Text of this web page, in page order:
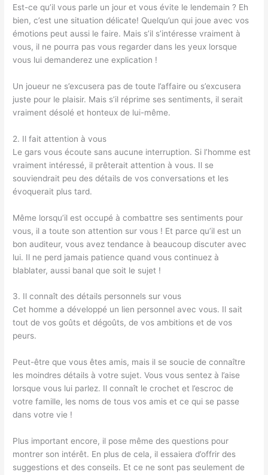
Est-ce qu’il vous parle un jour et vous évite le lendemain ? Eh
bien, c’est une situation délicate! Quelqu’un qui joue avec vos
émotions peut aussi le faire. Mais s’il s’intéresse vraiment à
vous, il ne pourra pas vous regarder dans les yeux lorsque
vous lui demanderez une explication !
Un joueur ne s’excusera pas de toute l’affaire ou s’excusera
juste pour le plaisir. Mais s’il réprime ses sentiments, il serait
vraiment désolé et honteux de lui-même.
2. Il fait attention à vous
Le gars vous écoute sans aucune interruption. Si l’homme est
vraiment intéressé, il prêterait attention à vous. Il se
souviendrait peu des détails de vos conversations et les
évoquerait plus tard.
Même lorsqu’il est occupé à combattre ses sentiments pour
vous, il a toute son attention sur vous ! Et parce qu’il est un
bon auditeur, vous avez tendance à beaucoup discuter avec
lui. Il ne perd jamais patience quand vous continuez à
blablater, aussi banal que soit le sujet !
3. Il connaît des détails personnels sur vous
Cet homme a développé un lien personnel avec vous. Il sait
tout de vos goûts et dégoûts, de vos ambitions et de vos
peurs.
Peut-être que vous êtes amis, mais il se soucie de connaître
les moindres détails à votre sujet. Vous vous sentez à l’aise
lorsque vous lui parlez. Il connaît le crochet et l’escroc de
votre famille, les noms de tous vos amis et ce qui se passe
dans votre vie !
Plus important encore, il pose même des questions pour
montrer son intérêt. En plus de cela, il essaiera d’offrir des
suggestions et des conseils. Et ce ne sont pas seulement de